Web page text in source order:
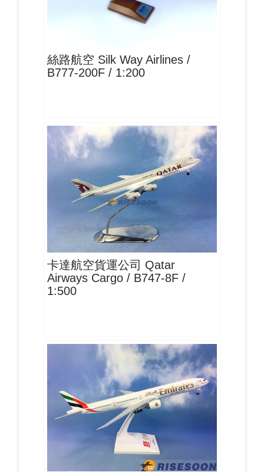
AZQ20B777F01 $2200
絲路航空 Silk Way Airlines /
B777-200F / 1:200
QTR50B748F01 $1800
卡達航空貨運公司 Qatar
Airways Cargo / B747-8F /
1:500
UAE20B773P11$2200